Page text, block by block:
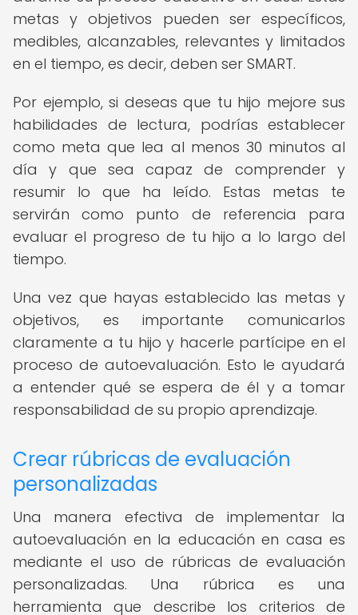
metas y objetivos pueden ser específicos,
medibles, alcanzables, relevantes y limitados
en el tiempo, es decir, deben ser SMART.
Por ejemplo, si deseas que tu hijo mejore sus
habilidades de lectura, podrías establecer
como meta que lea al menos 30 minutos al
día y que sea capaz de comprender y
resumir lo que ha leído. Estas metas te
servirán como punto de referencia para
evaluar el progreso de tu hijo a lo largo del
tiempo.
Una vez que hayas establecido las metas y
objetivos, es importante comunicarlos
claramente a tu hijo y hacerle partícipe en el
proceso de autoevaluación. Esto le ayudará
a entender qué se espera de él y a tomar
responsabilidad de su propio aprendizaje.
Crear rúbricas de evaluación
personalizadas
Una manera efectiva de implementar la
autoevaluación en la educación en casa es
mediante el uso de rúbricas de evaluación
personalizadas. Una rúbrica es una
herramienta que describe los criterios de